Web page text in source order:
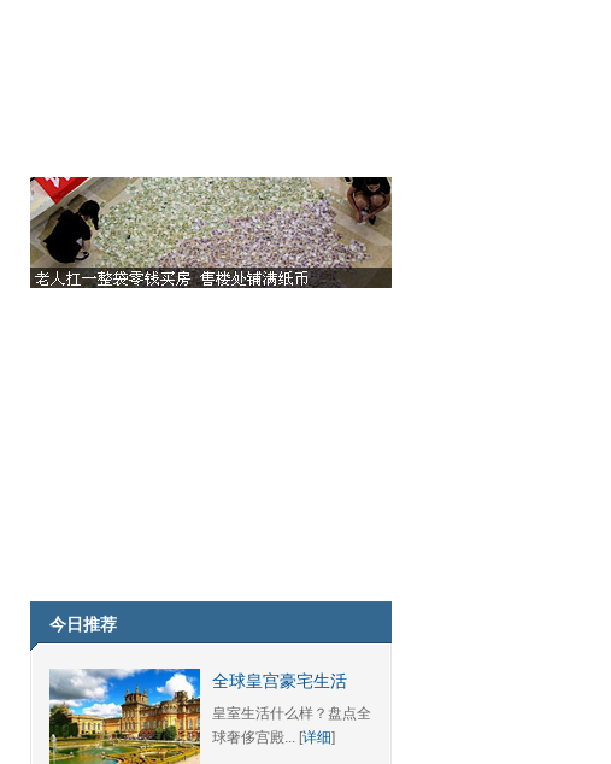
今日推荐
全球皇宫豪宅生活
皇室生活什么样？盘点全
球奢侈宫殿... [详细]